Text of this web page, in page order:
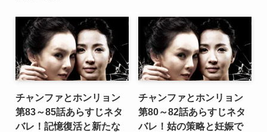
チャンファとホンリョン
第83～85話あらすじネタ
バレ！記憶復活と新たな
チャンファとホンリョン
第80～82話あらすじネタ
バレ！姑の策略と妊娠で